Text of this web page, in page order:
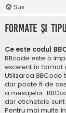
Sus
Formate și
Ce este codul
BBcode este o
excelent în format
Utilizarea
dar poate fi de
a mesajelor.
dar etichetele
Pentru mai multe